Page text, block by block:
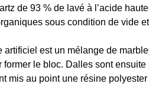
de 93 % de lavé à l’acide
sous condition de vide
est un mélange de
former le bloc. Dalles sont
mis au point une résine